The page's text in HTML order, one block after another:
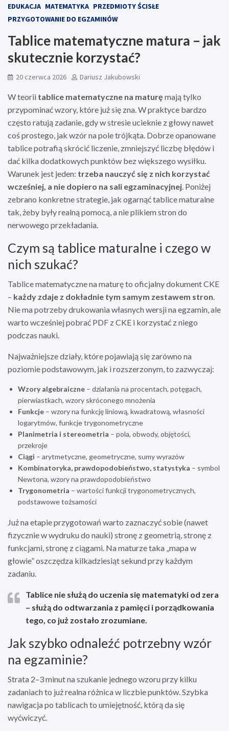
EDUKACJA MATEMATYKA PRZEDMIOTY ŚCISŁE
PRZYGOTOWANIE DO EGZAMINÓW
Tablice matematyczne matura – jak
skutecznie korzystać?
20 czerwca 2026 Dariusz Jakubowski
W teorii tablice matematyczne na maturę mają tylko
przypominać wzory, które już się zna. W praktyce bardzo
często ratują zadanie, gdy w stresie ucieknie z głowy nawet
coś prostego, jak wzór na pole trójkąta. Dobrze opanowane
tablice potrafią skrócić liczenie, zmniejszyć liczbę błędów i
dać kilka dodatkowych punktów bez większego wysiłku.
Warunek jest jeden: trzeba nauczyć się z nich korzystać
wcześniej, a nie dopiero na sali egzaminacyjnej. Poniżej
zebrano konkretne strategie, jak ogarnąć tablice maturalne
tak, żeby były realną pomocą, a nie plikiem stron do
nerwowego przekładania.
Czym są tablice maturalne i czego w
nich szukać?
Tablice matematyczne na maturę to oficjalny dokument CKE
– każdy zdaje z dokładnie tym samym zestawem stron.
Nie ma potrzeby drukowania własnych wersji na egzamin, ale
warto wcześniej pobrać PDF z CKE i korzystać z niego
podczas nauki.
Najważniejsze działy, które pojawiają się zarówno na
poziomie podstawowym, jak i rozszerzonym, to zazwyczaj:
Wzory algebraiczne – działania na procentach, potęgach,
pierwiastkach, wzory skróconego mnożenia
Funkcje – wzory na funkcję liniową, kwadratową, własności
logarytmów, funkcje trygonometryczne
Planimetria i stereometria – pola, obwody, objętości,
przekroje
Ciągi – arytmetyczne, geometryczne, sumy wyrazów
Kombinatoryka, prawdopodobieństwo, statystyka – symbol
Newtona, wzory na prawdopodobieństwo
Trygonometria – wartości funkcji trygonometrycznych,
podstawowe tożsamości
Już na etapie przygotowań warto zaznaczyć sobie (nawet
fizycznie w wydruku do nauki) stronę z geometrią, stronę z
funkcjami, stronę z ciągami. Na maturze taka „mapa w
głowie” oszczędza kilkadziesiąt sekund przy każdym
zadaniu.
Tablice nie służą do uczenia się matematyki od zera
– służą do odtwarzania z pamięci i porządkowania
tego, co już zostało zrozumiane.
Jak szybko odnaleźć potrzebny wzór
na egzaminie?
Strata 2–3 minut na szukanie jednego wzoru przy kilku
zadaniach to już realna różnica w liczbie punktów. Szybka
nawigacja po tablicach to umiejętność, którą da się
wyćwiczyć.